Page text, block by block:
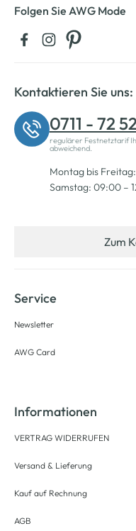
Folgen Sie AWG Mode
Kontaktieren Sie uns:
0711 - 72
regulärer Festnetztarif
abweichend.
Montag bis
Samstag: 09:00 –
Zum
Service
Newsletter
AWG Card
Informationen
VERTRAG WIDERRUFEN
Versand & Lieferung
Kauf auf Rechnung
AGB